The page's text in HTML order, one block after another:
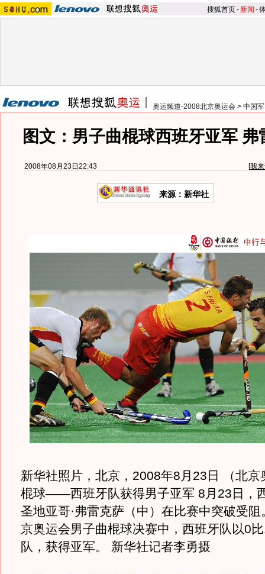
搜狐首页-新闻 -
奥运频道-2008北京奥运会 > 中国
图文：男子曲棍球西班牙亚军 弗
2008年08月23日22:43 [我
来源：新华社
新华社照片，北京，2008年8月23日 （北京
棍球——西班牙队获得男子亚军 8月23日，
圣地亚哥·弗雷克萨（中）在比赛中突破受
京奥运会男子曲棍球决赛中，西班牙队以0
队，获得亚军。 新华社记者李勇摄